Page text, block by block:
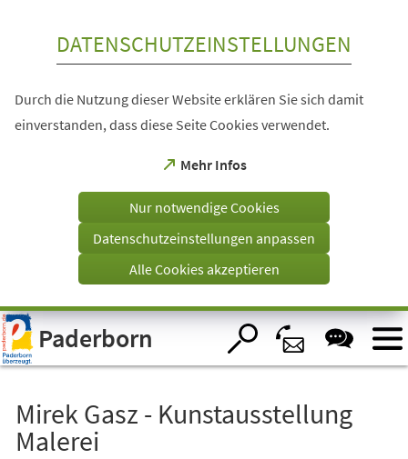
Visuelle
Assistenzsoftware
öffnen.
DATENSCHUTZEINSTELLUNGEN
Durch die Nutzung dieser Website erklären Sie sich damit
einverstanden, dass diese Seite Cookies verwendet.
Mehr Infos
(Öffnet
einem
Tab)
Nur notwendige Cookies
Datenschutzeinstellungen anpassen
Alle Cookies akzeptieren
Paderborn
Mirek Gasz - Kunstausstellung
Malerei